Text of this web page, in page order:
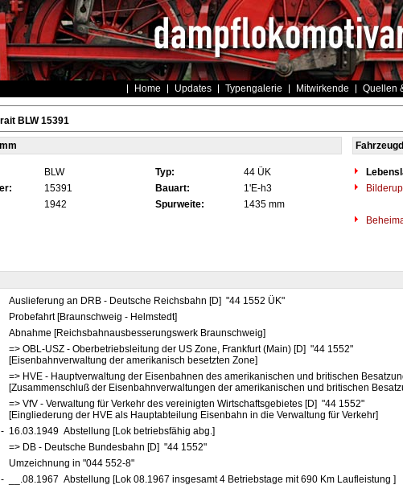
Home Updates Typengalerie Mitwirkende Quellen
BLW 15391
BLW Typ: 44 ÜK
15391 Bauart: 1'E-h3
1942 Spurweite:
1435 mm
Auslieferung an DRB - Deutsche Reichsbahn [D] "44 1552 ÜK"
Probefahrt [Braunschweig - Helmstedt]
Abnahme [Reichsbahnausbesserungswerk Braunschweig]
=> OBL-USZ - Oberbetriebsleitung der US Zone, Frankfurt (Main) [D] "44 1552"
[Eisenbahnverwaltung der amerikanisch besetzten Zone]
=> HVE - Hauptverwaltung der Eisenbahnen des amerikanischen und britischen
[Zusammenschluß der Eisenbahnverwaltungen der amerikanischen und britischen
=> VfV - Verwaltung für Verkehr des vereinigten Wirtschaftsgebietes [D] "44 1552"
[Eingliederung der HVE als Hauptabteilung Eisenbahn in die Verwaltung für Verkehr]
- 16.03.1949 Abstellung [Lok betriebsfähig abg.]
=> DB - Deutsche Bundesbahn [D] "44 1552"
Umzeichnung in "044 552-8"
-
__.08.1967 Abstellung [Lok 08.1967 insgesamt 4 Betriebstage mit 690 Km Laufleistung ]